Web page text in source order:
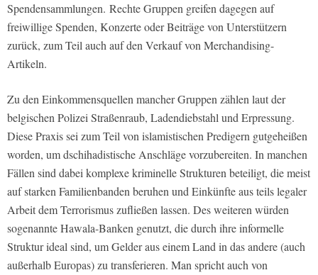
Spendensammlungen. Rechte Gruppen greifen dagegen auf
freiwillige Spenden, Konzerte oder Beiträge von Unterstützern
zurück, zum Teil auch auf den Verkauf von Merchandising-
Artikeln.
Zu den Einkommensquellen mancher Gruppen zählen laut der
belgischen Polizei Straßenraub, Ladendiebstahl und Erpressung.
Diese Praxis sei zum Teil von islamistischen Predigern gutgeheißen
worden, um dschihadistische Anschläge vorzubereiten. In manchen
Fällen sind dabei komplexe kriminelle Strukturen beteiligt, die meist
auf starken Familienbanden beruhen und Einkünfte aus teils legaler
Arbeit dem Terrorismus zufließen lassen. Des weiteren würden
sogenannte Hawala-Banken genutzt, die durch ihre informelle
Struktur ideal sind, um Gelder aus einem Land in das andere (auch
außerhalb Europas) zu transferieren. Man spricht auch von